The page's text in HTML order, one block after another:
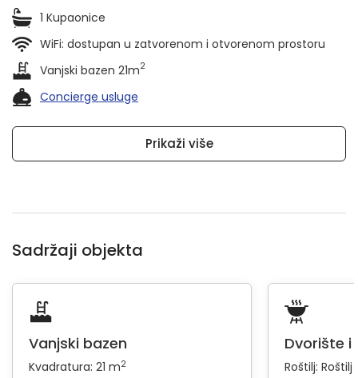
1 Kupaonice
WiFi: dostupan u zatvorenom i otvorenom prostoru
Vanjski bazen 21m2
Concierge usluge
Prikaži više
Sadržaji objekta
Vanjski bazen
Kvadratura: 21 m2
Dvorište i
Roštilj: Roštilj